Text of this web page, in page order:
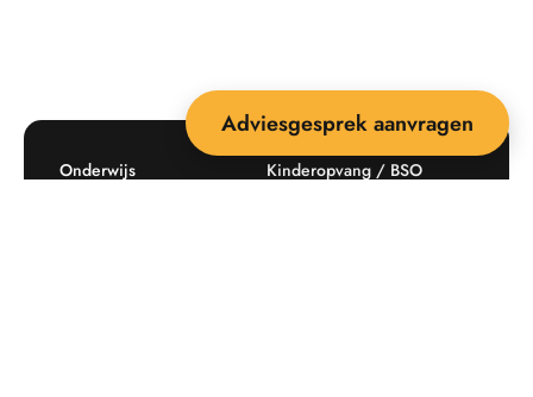
Onderwijs Kinderopvang / BSO
Adviesgesprek aanvragen